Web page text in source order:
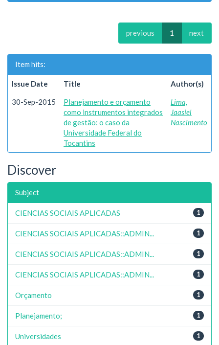
previous 1 next
Item hits:
Issue Date Title Author(s)
30-Sep-2015
Planejamento e orçamento
como instrumentos integrados
de gestão: o caso da
Universidade Federal do
Tocantins
Lima,
Jaasiel
Nascimento
Discover
Subject
1
CIENCIAS SOCIAIS APLICADAS
1
CIENCIAS SOCIAIS APLICADAS::ADMIN...
1
CIENCIAS SOCIAIS APLICADAS::ADMIN...
1
CIENCIAS SOCIAIS APLICADAS::ADMIN...
1
Orçamento
1
Planejamento;
1
Universidades